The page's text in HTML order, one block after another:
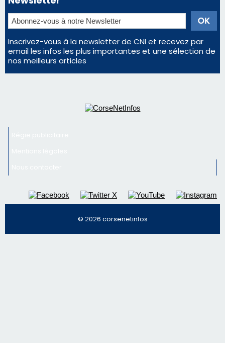
Régie publicitaire
Mentions légales
Nous contacter